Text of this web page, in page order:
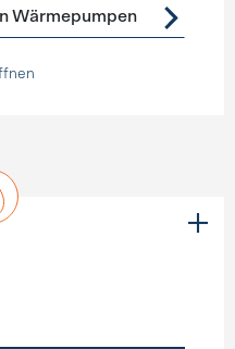
Wärmepumpen